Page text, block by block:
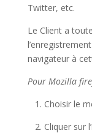
Twitter, etc.
Le Client a
navigateur à
Pour Mozilla
1. Choisir le
2. Cliquer sur